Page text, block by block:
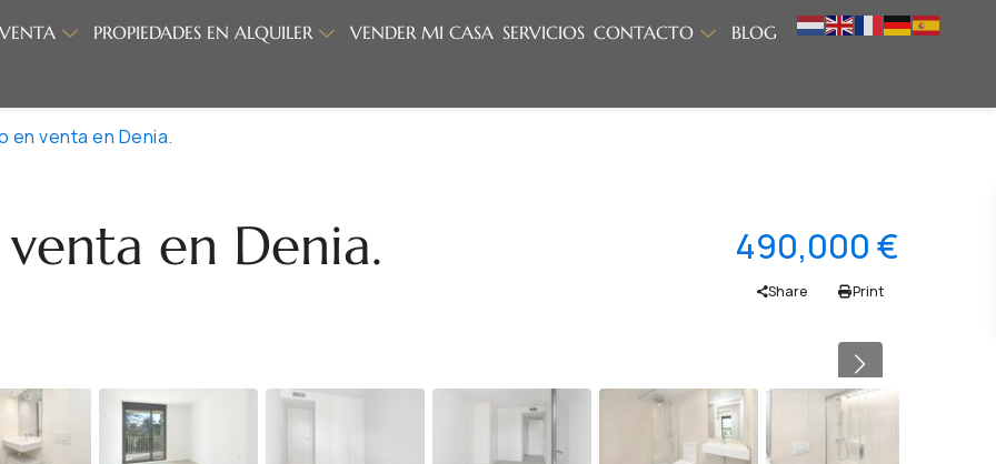
PROPIEDADES EN ALQUILER VENDER MI CASA SERVICIOS CONTACTO BLOG
en venta en Denia.
en Denia. 490,000 €
Share Print
Previous